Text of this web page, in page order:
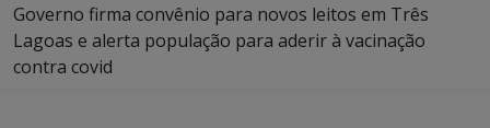
Governo firma convênio para novos leitos em Três
Lagoas e alerta população para aderir à vacinação
contra covid